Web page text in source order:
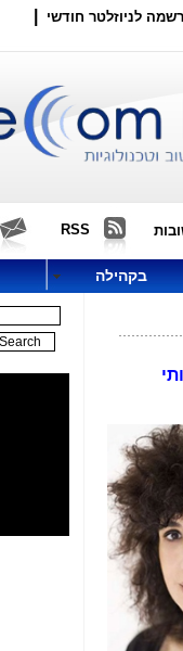
לניוזלטר חודשי
RSS
בקהילה